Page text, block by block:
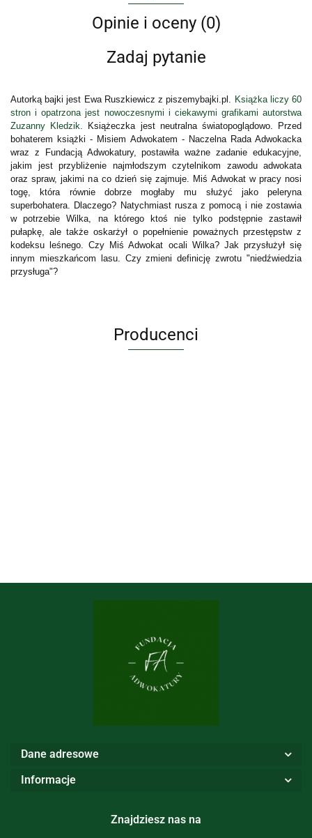
Opinie i oceny (0)
Zadaj pytanie
Autorką bajki jest Ewa Ruszkiewicz z piszemybajki.pl. Książka liczy 60
stron i opatrzona jest nowoczesnymi i ciekawymi grafikami autorstwa
Zuzanny Kledzik. Książeczka jest neutralna światopoglądowo. Przed
bohaterem książki - Misiem Adwokatem - Naczelna Rada Adwokacka
wraz z Fundacją Adwokatury, postawiła ważne zadanie edukacyjne,
jakim jest przybliżenie najmłodszym czytelnikom zawodu adwokata
oraz spraw, jakimi na co dzień się zajmuje. Miś Adwokat w pracy nosi
togę, która równie dobrze mogłaby mu służyć jako peleryna
superbohatera. Dlaczego? Natychmiast rusza z pomocą i nie zostawia
w potrzebie Wilka, na którego ktoś nie tylko podstępnie zastawił
pułapkę, ale także oskarżył o popełnienie poważnych przestępstw z
kodeksu leśnego. Czy Miś Adwokat ocali Wilka? Jak przysłużył się
innym mieszkańcom lasu. Czy zmieni definicję zwrotu "niedźwiedzia
przysługa"?
Producenci
Dane adresowe
Informacje
Znajdziesz nas na